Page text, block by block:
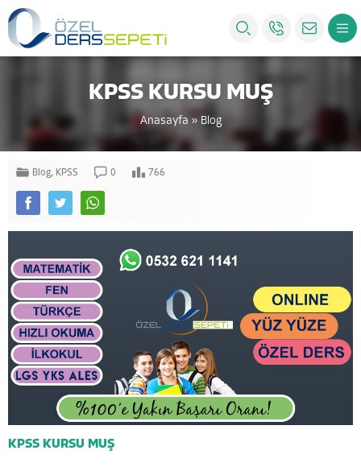
KPSS KURSU MUŞ
Anasayfa » Blog
Blog, KPSS 0 766
KPSS KURSU MUŞ